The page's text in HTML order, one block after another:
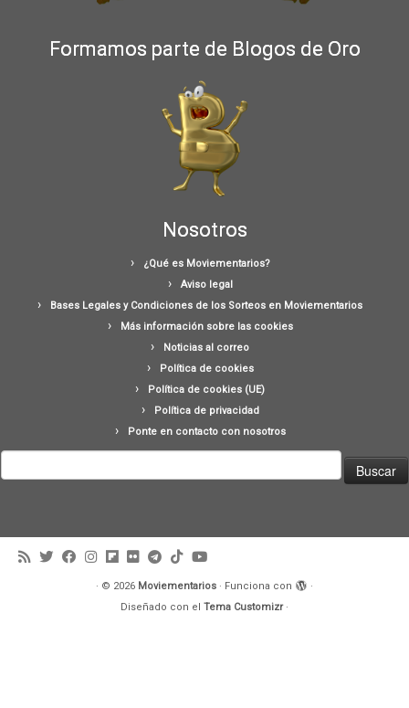
Formamos parte de Blogos de Oro
Nosotros
¿Qué es Moviementarios?
Aviso legal
Bases Legales y Condiciones de los Sorteos en Moviementarios
Más información sobre las cookies
Noticias al correo
Política de cookies
Política de cookies (UE)
Política de privacidad
Ponte en contacto con nosotros
· © 2026 Moviementarios · Funciona con
·
Diseñado con el Tema Customizr·